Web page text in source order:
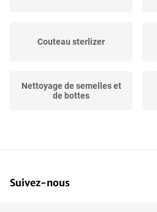
Couteau sterlizer
Nettoyage de semelles et
de bottes
Laveuses de casiers
Suivez-nous